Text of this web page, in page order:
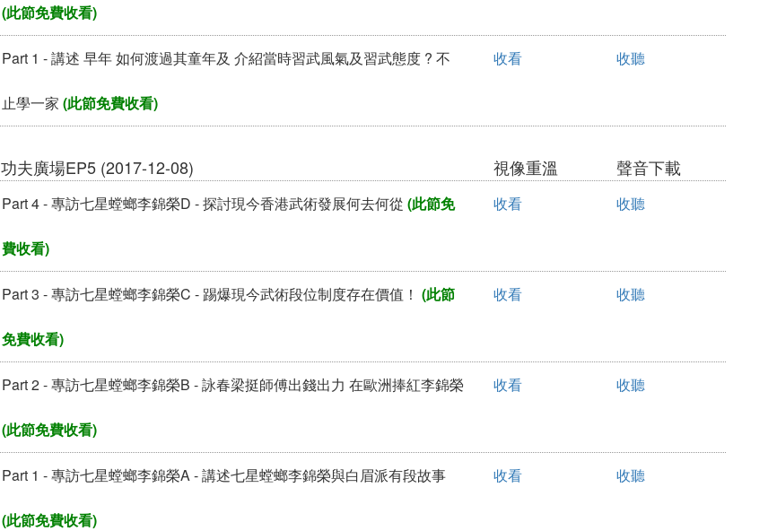
(此節免費收看)
Part 1 - 講述 早年 如何渡過其童年及 介紹當時習武風氣及習武態度 ? 不
止學一家 (此節免費收看)
收看 收聽
功夫廣場EP5 (2017-12-08) 視像重溫 聲音下載
Part 4 - 專訪七星螳螂李錦榮D - 探討現今香港武術發展何去何從 (此節免
費收看)
收看 收聽
Part 3 - 專訪七星螳螂李錦榮C - 踢爆現今武術段位制度存在價值！ (此節
免費收看)
收看 收聽
Part 2 - 專訪七星螳螂李錦榮B - 詠春梁挺師傅出錢出力 在歐洲捧紅李錦榮
(此節免費收看)
收看 收聽
Part 1 - 專訪七星螳螂李錦榮A - 講述七星螳螂李錦榮與白眉派有段故事
(此節免費收看)
收看 收聽